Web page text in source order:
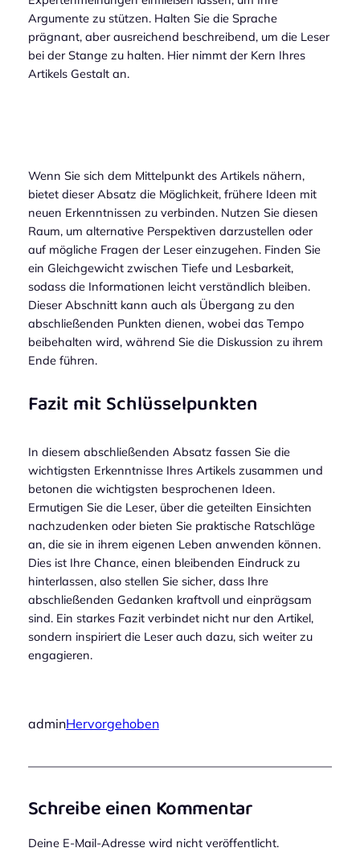
Argumente zu stützen. Halten Sie die Sprache
prägnant, aber ausreichend beschreibend, um die Leser
bei der Stange zu halten. Hier nimmt der Kern Ihres
Artikels Gestalt an.
Wenn Sie sich dem Mittelpunkt des Artikels nähern,
bietet dieser Absatz die Möglichkeit, frühere Ideen mit
neuen Erkenntnissen zu verbinden. Nutzen Sie diesen
Raum, um alternative Perspektiven darzustellen oder
auf mögliche Fragen der Leser einzugehen. Finden Sie
ein Gleichgewicht zwischen Tiefe und Lesbarkeit,
sodass die Informationen leicht verständlich bleiben.
Dieser Abschnitt kann auch als Übergang zu den
abschließenden Punkten dienen, wobei das Tempo
beibehalten wird, während Sie die Diskussion zu ihrem
Ende führen.
Fazit mit Schlüsselpunkten
In diesem abschließenden Absatz fassen Sie die
wichtigsten Erkenntnisse Ihres Artikels zusammen und
betonen die wichtigsten besprochenen Ideen.
Ermutigen Sie die Leser, über die geteilten Einsichten
nachzudenken oder bieten Sie praktische Ratschläge
an, die sie in ihrem eigenen Leben anwenden können.
Dies ist Ihre Chance, einen bleibenden Eindruck zu
hinterlassen, also stellen Sie sicher, dass Ihre
abschließenden Gedanken kraftvoll und einprägsam
sind. Ein starkes Fazit verbindet nicht nur den Artikel,
sondern inspiriert die Leser auch dazu, sich weiter zu
engagieren.
adminHervorgehoben
Schreibe einen Kommentar
Deine E-Mail-Adresse wird nicht veröffentlicht.